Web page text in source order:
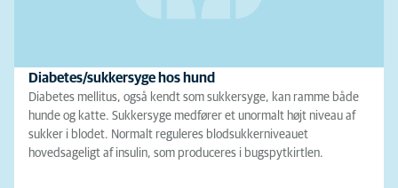
Diabetes/sukkersyge hos hund
Diabetes mellitus, også kendt som sukkersyge, kan ramme både
hunde og katte. Sukkersyge medfører et unormalt højt niveau af
sukker i blodet. Normalt reguleres blodsukkerniveauet
hovedsageligt af insulin, som produceres i bugspytkirtlen.